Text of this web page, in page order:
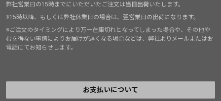
弊社営業日の15時までにいただいたご注文は当日出荷いたします。
※15時以降、もしくは弊社休業日の場合は、翌営業日の出荷になります。
※ご注文のタイミングにより万一在庫切れとなってしまった場合や、その他や
むを得ない事情によりお届けが遅くなる場合などは、弊社よりメールまたはお
電話にてお知らせします。
お支払いについて